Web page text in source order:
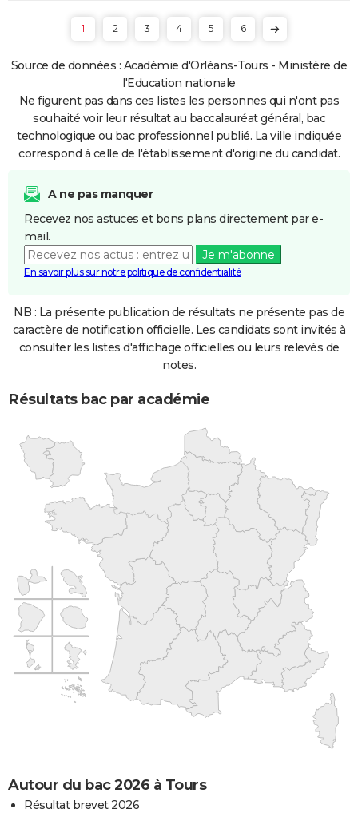
1 2 3 4 5 6
Source de données : Académie d'Orléans-Tours - Ministère de
l'Education nationale
Ne figurent pas dans ces listes les personnes qui n'ont pas
souhaité voir leur résultat au baccalauréat général, bac
technologique ou bac professionnel publié. La ville indiquée
correspond à celle de l'établissement d'origine du candidat.
A ne pas manquer
Recevez nos astuces et bons plans directement par e-
mail.
Je m'abonne
En savoir plus sur notre politique de confidentialité
NB : La présente publication de résultats ne présente pas de
caractère de notification officielle. Les candidats sont invités à
consulter les listes d'affichage officielles ou leurs relevés de
notes.
Résultats bac par académie
Autour du bac 2026 à Tours
Résultat brevet 2026